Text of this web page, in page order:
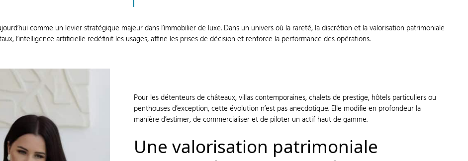
comme un levier stratégique majeur dans l’immobilier de luxe. Dans un univers où la rareté, la discrétion et la valorisation patrimoniale
l’intelligence artificielle redéfinit les usages, affine les prises de décision et renforce la performance des opérations.
Pour les détenteurs de châteaux, villas contemporaines, chalets de prestige, hôtels particuliers ou
penthouses d’exception, cette évolution n’est pas anecdotique. Elle modifie en profondeur la
manière d’estimer, de commercialiser et de piloter un actif haut de gamme.
Une valorisation patrimoniale